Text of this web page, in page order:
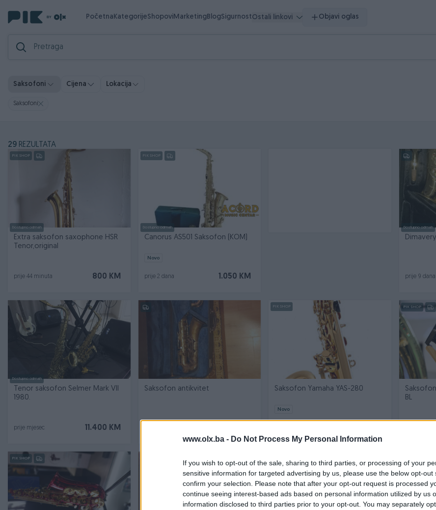
www.olx.ba - Do Not Process My Personal Information
If you wish to opt-out of the sale, sharing to third parties, or processing of your
sensitive information for targeted advertising by us, please use the below opt-out
confirm your selection. Please note that after your opt-out request is processed
continue seeing interest-based ads based on personal information utilized by us
information disclosed to third parties prior to your opt-out. You may separately
PočetnaKategorijeShopoviMarketingBlogSigurnostOstali linkovi Objavi oglas
Saksofoni Cijena Lokacija
Saksofoni
29 REZULTATA
PIK SHOP
Dostupno odmah
Extra saksofon saxophone HSR
Tenor,original
800 KM
prije 44 minuta
PIK SHOP
Dostupno odmah
Canorus AS501 Saksofon (KOM)
Novo
1.050 KM
prije 2 dana
Dostupno odmah
prije 9 dana
Dostupno odmah
Tenor saksofon Selmer Mark VII
1980.
11.400 KM
prije mjesec
Saksofon antikvitet
PIK SHOP
Saksofon Yamaha YAS-280
Novo
PIK SHOP
BL
PIK SHOP